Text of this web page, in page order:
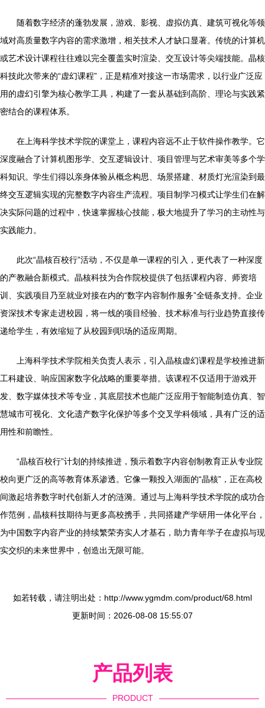
随着数字经济的蓬勃发展，游戏、影视、虚拟仿真、建筑可视化等领
域对高质量数字内容的需求激增，相关技术人才缺口显著。传统的计算机
或艺术设计课程往往难以完全覆盖实时渲染、交互设计等尖端技能。晶核
科技此次带来的“虚幻课程”，正是精准对接这一市场需求，以行业广泛应
用的虚幻引擎为核心教学工具，构建了一套从基础到高阶、理论与实践紧
密结合的课程体系。
在上海科学技术学院的课堂上，课程内容远不止于软件操作教学。它
深度融合了计算机图形学、交互逻辑设计、项目管理与艺术审美等多个学
科知识。学生们得以亲身体验从概念构思、场景搭建、材质灯光渲染到最
终交互逻辑实现的完整数字内容生产流程。项目制学习模式让学生们在解
决实际问题的过程中，快速掌握核心技能，极大地提升了学习的主动性与
实践能力。
此次“晶核百校行”活动，不仅是单一课程的引入，更代表了一种深度
的产教融合新模式。晶核科技为合作院校提供了包括课程内容、师资培
训、实践项目乃至就业对接在内的“数字内容制作服务”全链条支持。企业
资深技术专家走进校园，将一线的项目经验、技术标准与行业趋势直接传
递给学生，有效缩短了从校园到职场的适应周期。
上海科学技术学院相关负责人表示，引入晶核虚幻课程是学校推进新
工科建设、响应国家数字化战略的重要举措。该课程不仅适用于游戏开
发、数字媒体技术等专业，其底层技术也能广泛应用于智能制造仿真、智
慧城市可视化、文化遗产数字化保护等多个交叉学科领域，具有广泛的适
用性和前瞻性。
“晶核百校行”计划的持续推进，预示着数字内容创制教育正从专业院
校向更广泛的高等教育体系渗透。它像一颗投入湖面的“晶核”，正在高校
间激起培养数字时代创新人才的涟漪。通过与上海科学技术学院的成功合
作范例，晶核科技期待与更多高校携手，共同搭建产学研用一体化平台，
为中国数字内容产业的持续繁荣夯实人才基石，助力青年学子在虚拟与现
实交织的未来世界中，创造出无限可能。
如若转载，请注明出处：http://www.ygmdm.com/product/68.html
更新时间：2026-08-08 15:55:07
产品列表
PRODUCT